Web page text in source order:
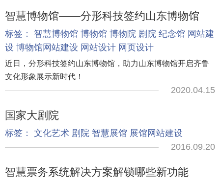
智慧博物馆——分形科技签约山东博物馆
标签： 智慧博物馆 博物馆 博物院 剧院 纪念馆 网站建
设 博物馆网站建设 网站设计 网页设计
近日，分形科技签约山东博物馆，助力山东博物馆开启齐鲁
文化形象展示新时代！
2020.04.15
国家大剧院
标签： 文化艺术 剧院 智慧展馆 展馆网站建设
2016.09.20
智慧票务系统解决方案解锁哪些新功能